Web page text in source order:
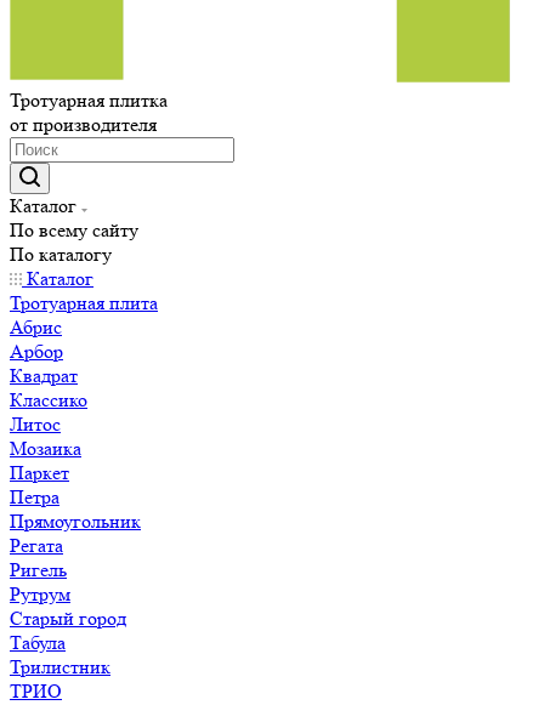
Тротуарная плитка
от производителя
Каталог
По всему сайту
По каталогу
Каталог
Тротуарная плита
Абрис
Арбор
Квадрат
Классико
Литос
Мозаика
Паркет
Петра
Прямоугольник
Регата
Ригель
Рутрум
Старый город
Табула
Трилистник
ТРИО